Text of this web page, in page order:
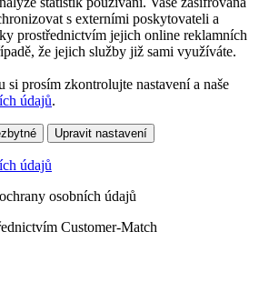
s externími poskytovateli a
prostřednictvím jejich online reklamních
že jejich služby již sami využíváte.
si prosím zkontrolujte nastavení a naše
údajů.
Upravit nastavení
údajů
osobních údajů
Customer-Match